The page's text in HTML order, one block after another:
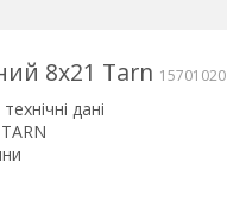
8х21 Tarn 15701020
дані